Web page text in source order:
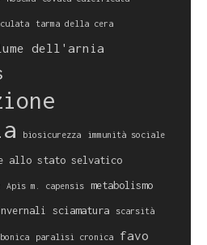
tarma della cera
dell'arnia
biosicurezza immunità sociale
allo stato selvatico
Apis m. capensis metabolismo
sciamatura scarsità
paralisi cronica favo